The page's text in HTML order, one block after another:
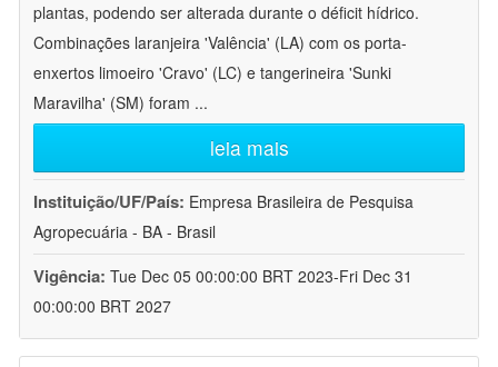
plantas, podendo ser alterada durante o déficit hídrico.
Combinações laranjeira 'Valência' (LA) com os porta-
enxertos limoeiro 'Cravo' (LC) e tangerineira 'Sunki
Maravilha' (SM) foram ...
leia mais
Instituição/UF/País: Empresa Brasileira de Pesquisa
Agropecuária - BA - Brasil
Vigência: Tue Dec 05 00:00:00 BRT 2023-Fri Dec 31
00:00:00 BRT 2027